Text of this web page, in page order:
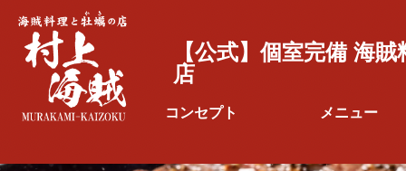
【公式】個室完備 海
店
コンセプト メニュー